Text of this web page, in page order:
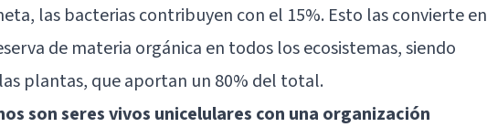
las bacterias contribuyen con el 15%. Esto las convierte en
de materia orgánica en todos los ecosistemas, siendo
plantas, que aportan un 80% del total.
son seres vivos unicelulares con una organización